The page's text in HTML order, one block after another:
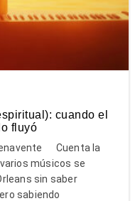
cuando el
fluyó
Cuenta la
músicos se
sin saber
sabiendo